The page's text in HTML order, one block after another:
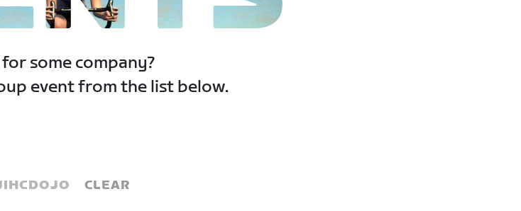
some company?
event from the list below.
CLEAR